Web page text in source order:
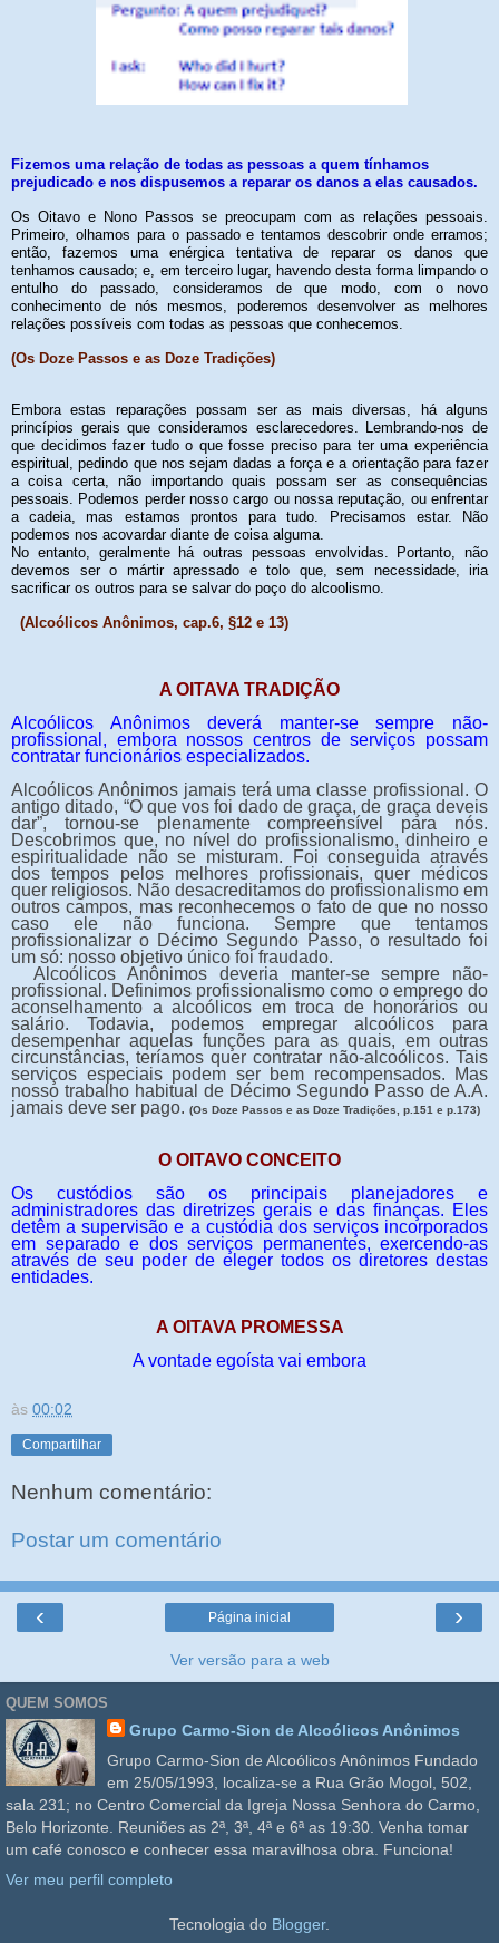
Fizemos uma relação de todas as pessoas a quem tínhamos
prejudicado e nos dispusemos a reparar os danos a elas causados.
Os Oitavo e Nono Passos se preocupam com as relações pessoais.
Primeiro, olhamos para o passado e tentamos descobrir onde erramos;
então, fazemos uma enérgica tentativa de reparar os danos que
tenhamos causado; e, em terceiro lugar, havendo desta forma limpando o
entulho do passado, consideramos de que modo, com o novo
conhecimento de nós mesmos, poderemos desenvolver as melhores
relações possíveis com todas as pessoas que conhecemos.
(Os Doze Passos e as Doze Tradições)
Embora estas reparações possam ser as mais diversas, há alguns
princípios gerais que consideramos esclarecedores. Lembrando-nos de
que decidimos fazer tudo o que fosse preciso para ter uma experiência
espiritual, pedindo que nos sejam dadas a força e a orientação para fazer
a coisa certa, não importando quais possam ser as consequências
pessoais. Podemos perder nosso cargo ou nossa reputação, ou enfrentar
a cadeia, mas estamos prontos para tudo. Precisamos estar. Não
podemos nos acovardar diante de coisa alguma.
No entanto, geralmente há outras pessoas envolvidas. Portanto, não
devemos ser o mártir apressado e tolo que, sem necessidade, iria
sacrificar os outros para se salvar do poço do alcoolismo.
(Alcoólicos Anônimos, cap.6, §12 e 13)
A OITAVA TRADIÇÃO
Alcoólicos Anônimos deverá manter-se sempre não-
profissional, embora nossos centros de serviços possam
contratar funcionários especializados.
Alcoólicos Anônimos jamais terá uma classe profissional. O
antigo ditado, “O que vos foi dado de graça, de graça deveis
dar”, tornou-se plenamente compreensível para nós.
Descobrimos que, no nível do profissionalismo, dinheiro e
espiritualidade não se misturam. Foi conseguida através
dos tempos pelos melhores profissionais, quer médicos
quer religiosos. Não desacreditamos do profissionalismo em
outros campos, mas reconhecemos o fato de que no nosso
caso ele não funciona. Sempre que tentamos
profissionalizar o Décimo Segundo Passo, o resultado foi
um só: nosso objetivo único foi fraudado.
Alcoólicos Anônimos deveria manter-se sempre não-
profissional. Definimos profissionalismo como o emprego do
aconselhamento a alcoólicos em troca de honorários ou
salário. Todavia, podemos empregar alcoólicos para
desempenhar aquelas funções para as quais, em outras
circunstâncias, teríamos quer contratar não-alcoólicos. Tais
serviços especiais podem ser bem recompensados. Mas
nosso trabalho habitual de Décimo Segundo Passo de A.A.
jamais deve ser pago. (Os Doze Passos e as Doze Tradições, p.151 e p.173)
O OITAVO CONCEITO
Os custódios são os principais planejadores e
administradores das diretrizes gerais e das finanças. Eles
detêm a supervisão e a custódia dos serviços incorporados
em separado e dos serviços permanentes, exercendo-as
através de seu poder de eleger todos os diretores destas
entidades.
A OITAVA PROMESSA
A vontade egoísta vai embora
às 00:02
Compartilhar
Nenhum comentário:
Postar um comentário
‹ ›
Página inicial
Ver versão para a web
QUEM SOMOS
Grupo Carmo-Sion de Alcoólicos Anônimos
Grupo Carmo-Sion de Alcoólicos Anônimos Fundado
em 25/05/1993, localiza-se a Rua Grão Mogol, 502,
sala 231; no Centro Comercial da Igreja Nossa Senhora do Carmo,
Belo Horizonte. Reuniões as 2ª, 3ª, 4ª e 6ª as 19:30. Venha tomar
um café conosco e conhecer essa maravilhosa obra. Funciona!
Ver meu perfil completo
Tecnologia do Blogger.